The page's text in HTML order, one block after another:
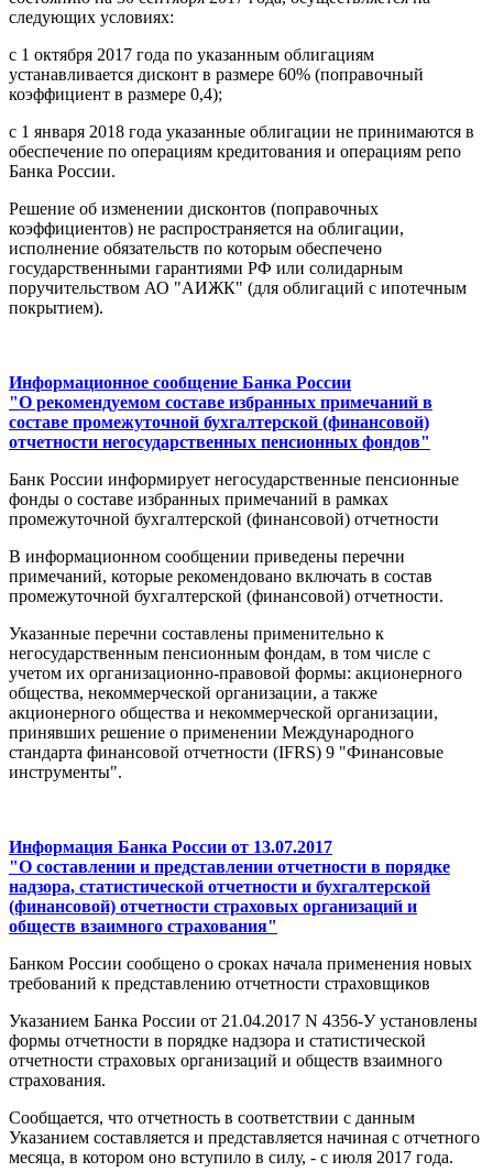
следующих условиях:
с 1 октября 2017 года по указанным облигациям
устанавливается дисконт в размере 60% (поправочный
коэффициент в размере 0,4);
с 1 января 2018 года указанные облигации не принимаются в
обеспечение по операциям кредитования и операциям репо
Банка России.
Решение об изменении дисконтов (поправочных
коэффициентов) не распространяется на облигации,
исполнение обязательств по которым обеспечено
государственными гарантиями РФ или солидарным
поручительством АО "АИЖК" (для облигаций с ипотечным
покрытием).
Информационное сообщение Банка России
"О рекомендуемом составе избранных примечаний в
составе промежуточной бухгалтерской (финансовой)
отчетности негосударственных пенсионных фондов"
Банк России информирует негосударственные пенсионные
фонды о составе избранных примечаний в рамках
промежуточной бухгалтерской (финансовой) отчетности
В информационном сообщении приведены перечни
примечаний, которые рекомендовано включать в состав
промежуточной бухгалтерской (финансовой) отчетности.
Указанные перечни составлены применительно к
негосударственным пенсионным фондам, в том числе с
учетом их организационно-правовой формы: акционерного
общества, некоммерческой организации, а также
акционерного общества и некоммерческой организации,
принявших решение о применении Международного
стандарта финансовой отчетности (IFRS) 9 "Финансовые
инструменты".
Информация Банка России от 13.07.2017
"О составлении и представлении отчетности в порядке
надзора, статистической отчетности и бухгалтерской
(финансовой) отчетности страховых организаций и
обществ взаимного страхования"
Банком России сообщено о сроках начала применения новых
требований к представлению отчетности страховщиков
Указанием Банка России от 21.04.2017 N 4356-У установлены
формы отчетности в порядке надзора и статистической
отчетности страховых организаций и обществ взаимного
страхования.
Сообщается, что отчетность в соответствии с данным
Указанием составляется и представляется начиная с отчетного
месяца, в котором оно вступило в силу, - с июля 2017 года.